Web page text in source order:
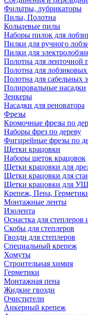
Фильтры, лубрикаторы
Пилы, Полотна
Кольцевые пилы
Наборы пилок для
Пилки для ручного
Пилки для
Полотна для ленточной
Полотна для лобзиковых
Полотна для сабельных
Полировальные насадки
Зенкеры
Насадки для реноватора
Фрезы
Кромочные фрезы по
Наборы фрез по дереву
Фигирейные фрезы по
Щетки крацовки
Наборы щеток крацовок
Щетки крацовки для
Щетки крацовки для
Щетки крацовки для
Крепеж, Пена,
Монтажные ленты
Изолента
Оснастка для степлеров
Скобы для степлеров
Гвозди для степлеров
Специальный крепеж
Хомуты
Строительная химия
Герметики
Монтажная пена
Жидкие гвозди
Очистители
Анкерный крепеж